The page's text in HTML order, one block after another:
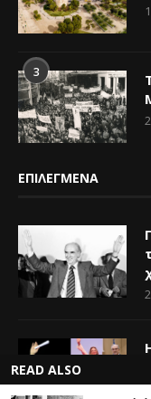
3
ΕΠΙΛΕΓΜΕΝΑ
READ ALSO